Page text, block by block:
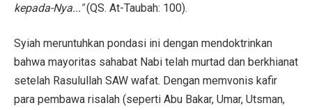
kepada-Nya..."(QS. At-Taubah: 100).
Syiah meruntuhkan pondasi ini dengan mendoktrinkan
bahwa mayoritas sahabat Nabi telah murtad dan berkhianat
setelah Rasulullah SAW wafat. Dengan memvonis kafir
para pembawa risalah (seperti Abu Bakar, Umar, Utsman,